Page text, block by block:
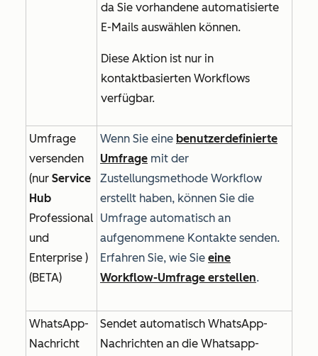
da Sie vorhandene automatisierte
E-Mails auswählen können.
Diese Aktion ist nur in
kontaktbasierten Workflows
verfügbar.
Umfrage
versenden
(nur Service
Hub
Professional
und
Enterprise )
(BETA)
Wenn Sie eine benutzerdefinierte
Umfrage mit der
Zustellungsmethode Workflow
erstellt haben, können Sie die
Umfrage automatisch an
aufgenommene Kontakte senden.
Erfahren Sie, wie Sie eine
Workflow-Umfrage erstellen.
WhatsApp-
Nachricht
Sendet automatisch WhatsApp-
Nachrichten an die Whatsapp-